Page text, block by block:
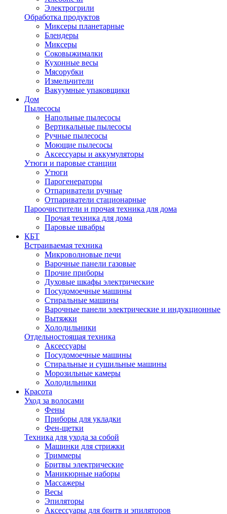
Электрогрили
Обработка продуктов
Миксеры планетарные
Блендеры
Миксеры
Соковыжималки
Кухонные весы
Мясорубки
Измельчители
Вакуумные упаковщики
Дом
Пылесосы
Напольные пылесосы
Вертикальные пылесосы
Ручные пылесосы
Моющие пылесосы
Аксессуары и аккумуляторы
Утюги и паровые станции
Утюги
Парогенераторы
Отпариватели ручные
Отпариватели стационарные
Пароочистители и прочая техника для дома
Прочая техника для дома
Паровые швабры
КБТ
Встраиваемая техника
Микроволновые печи
Варочные панели газовые
Прочие приборы
Духовые шкафы электрические
Посудомоечные машины
Стиральные машины
Варочные панели электрические и индукционные
Вытяжки
Холодильники
Отдельностоящая техника
Аксессуары
Посудомоечные машины
Стиральные и сушильные машины
Морозильные камеры
Холодильники
Красота
Уход за волосами
Фены
Приборы для укладки
Фен-щетки
Техника для ухода за собой
Машинки для стрижки
Триммеры
Бритвы электрические
Маникюрные наборы
Массажеры
Весы
Эпиляторы
Аксессуары для бритв и эпиляторов